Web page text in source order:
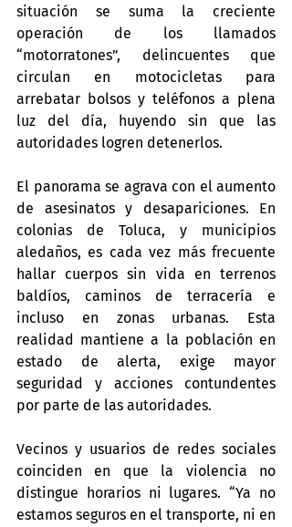
situación se suma la creciente
operación de los llamados
“motorratones”, delincuentes que
circulan en motocicletas para
arrebatar bolsos y teléfonos a plena
luz del día, huyendo sin que las
autoridades logren detenerlos.
El panorama se agrava con el aumento
de asesinatos y desapariciones. En
colonias de Toluca, y municipios
aledaños, es cada vez más frecuente
hallar cuerpos sin vida en terrenos
baldíos, caminos de terracería e
incluso en zonas urbanas. Esta
realidad mantiene a la población en
estado de alerta, exige mayor
seguridad y acciones contundentes
por parte de las autoridades.
Vecinos y usuarios de redes sociales
coinciden en que la violencia no
distingue horarios ni lugares. “Ya no
estamos seguros en el transporte, ni en